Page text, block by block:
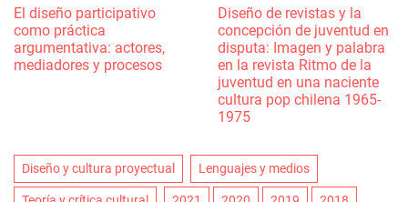
El diseño participativo
como práctica
argumentativa: actores,
mediadores y procesos
Diseño de revistas y la
concepción de juventud en
disputa: Imagen y palabra
en la revista Ritmo de la
juventud en una naciente
cultura pop chilena 1965-
1975
Diseño y cultura proyectual Lenguajes y medios